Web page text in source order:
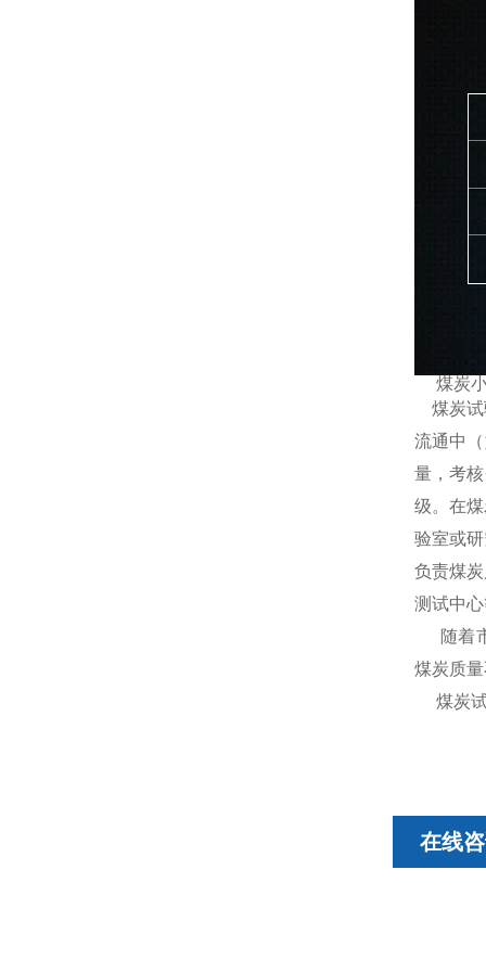
煤炭
煤炭试
流通中
量，考
级。在
验室或
负责煤
测试中
随着
煤炭质
煤炭试
在线